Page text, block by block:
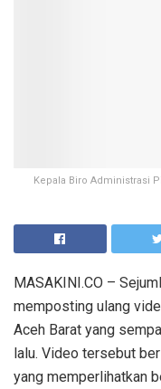
Kepala Biro Administrasi
MASAKINI.CO –
memposting ulang
Aceh Barat yang
lalu. Video tersebut
yang memperlihatkan